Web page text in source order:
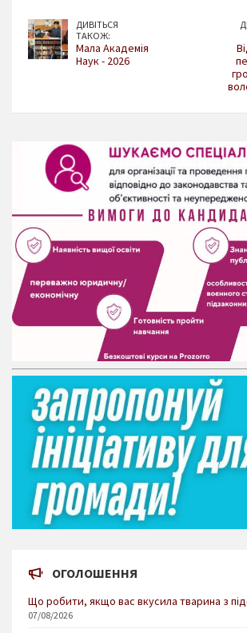
ДИВІТЬСЯ
ТАКОЖ:
Мала Академія
Наук - 2026
ОГОЛОШЕННЯ
Що робити, якщо вас вкусила тварина з
07/08/2026